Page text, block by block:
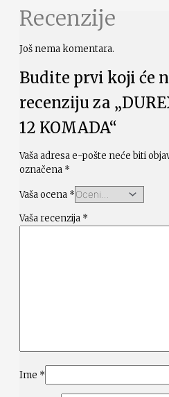
Recenzije
Još nema komentara.
Budite prvi koji će
recenziju za
12 KOMADA“
Vaša adresa e-pošte neće biti
označena *
Vaša ocena *
Vaša recenzija *
Ime *